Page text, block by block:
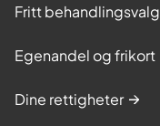
Fritt behandlingsvalg
Egenandel og frikort
Dine rettigheter